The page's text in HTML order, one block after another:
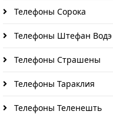
Телефоны Сорока
Телефоны Штефан Водэ
Телефоны Страшены
Телефоны Тараклия
Телефоны Теленешть